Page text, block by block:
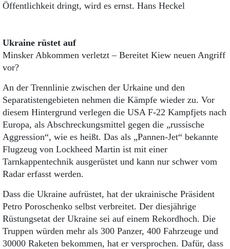
Öffentlichkeit dringt, wird es ernst. Hans Heckel
Ukraine rüstet auf
Minsker Abkommen verletzt – Bereitet Kiew neuen Angriff
vor?
An der Trennlinie zwischen der Urkaine und den
Separatistengebieten nehmen die Kämpfe wieder zu. Vor
diesem Hintergrund verlegen die USA F-22 Kampfjets nach
Europa, als Abschreckungsmittel gegen die „russische
Aggression“, wie es heißt. Das als „Pannen-Jet“ bekannte
Flugzeug von Lockheed Martin ist mit einer
Tarnkappentechnik ausgerüstet und kann nur schwer vom
Radar erfasst werden.
Dass die Ukraine aufrüstet, hat der ukrainische Präsident
Petro Poroschenko selbst verbreitet. Der diesjährige
Rüstungsetat der Ukraine sei auf einem Rekordhoch. Die
Truppen würden mehr als 300 Panzer, 400 Fahrzeuge und
30000 Raketen bekommen, hat er versprochen. Dafür, dass